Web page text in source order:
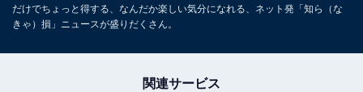
だけでちょっと得する、なんだか楽しい気分になれる、ネット発「知ら（な
きゃ）損」ニュースが盛りだくさん。
関連サービス